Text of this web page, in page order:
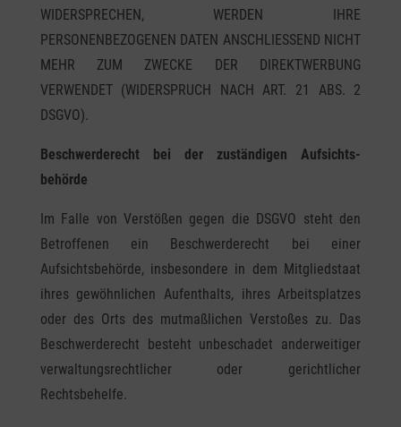
WIDERSPRECHEN, WERDEN IHRE
PERSONENBEZOGENEN DATEN ANSCHLIESSEND NICHT
MEHR ZUM ZWECKE DER DIREKTWERBUNG
VERWENDET (WIDERSPRUCH NACH ART. 21 ABS. 2
DSGVO).
Beschwerde­recht bei der zuständigen Aufsichts­
behörde
Im Falle von Verstößen gegen die DSGVO steht den
Betroffenen ein Beschwerderecht bei einer
Aufsichtsbehörde, insbesondere in dem Mitgliedstaat
ihres gewöhnlichen Aufenthalts, ihres Arbeitsplatzes
oder des Orts des mutmaßlichen Verstoßes zu. Das
Beschwerderecht besteht unbeschadet anderweitiger
verwaltungsrechtlicher oder gerichtlicher
Rechtsbehelfe.